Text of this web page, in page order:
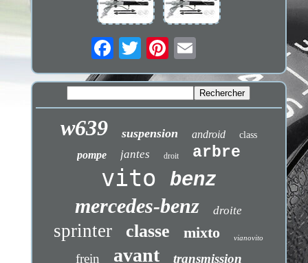
w639 suspension android class
pompe jantes droit arbre
vito
benz
mercedes-benz
droite
sprinter classe mixto vianovito
frein avant transmission